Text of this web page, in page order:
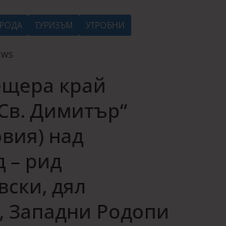
ТУРИЗЪМ УТРОБНИ
край
Димитър“
над
– рид
дял
Западни Родопи